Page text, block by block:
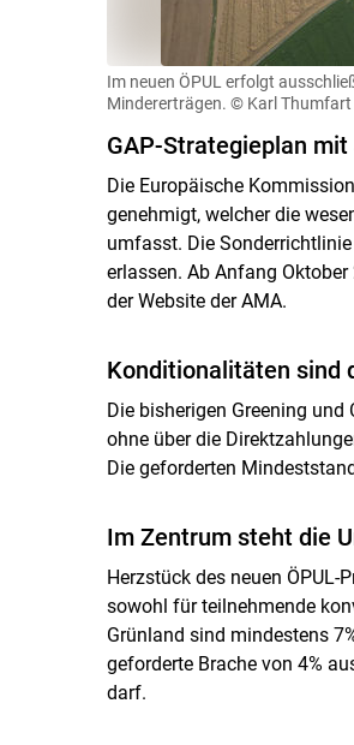
Im neuen ÖPUL erfolgt
Mindererträgen. © Karl Thumfart
GAP-Strategieplan
Die Europäische
genehmigt, welcher die
umfasst. Die
erlassen. Ab Anfang
der Website der AMA.
Konditionalitäten sind
Die bisherigen Greening
ohne über die
Die geforderten
Im Zentrum steht die
Herzstück des neuen
sowohl für teilnehmende
Grünland sind mindestens
geforderte Brache von 4%
darf.